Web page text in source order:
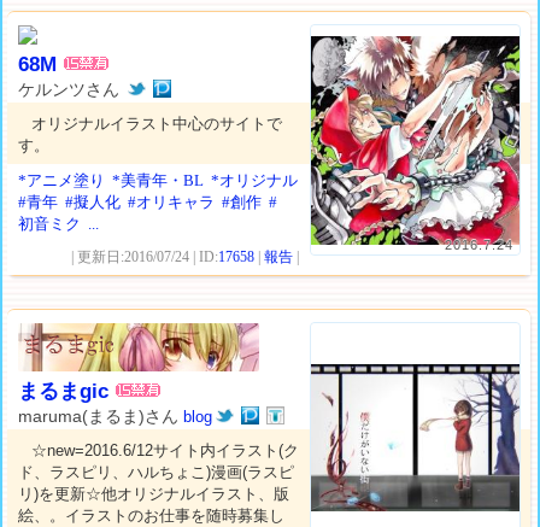
2016.7.24
68M
ケルンツさん
オリジナルイラスト中心のサイトで
す。
*アニメ塗り
*美青年・BL *オリジナル
#青年 #擬人化 #オリキャラ #創作 #
初音ミク ...
| 更新日:2016/07/24 | ID:17658 |報告
まるまgic
maruma(まるま)さんblog
☆new=2016.6/12サイト内イラスト(ク
ド、ラスピリ、ハルちょこ)漫画(ラスピ
リ)を更新☆他オリジナルイラスト、版
絵、。イラストのお仕事を随時募集し